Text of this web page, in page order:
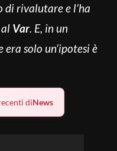
di rivalutare e l’ha
Var. E, in un
era solo un’ipotesi è
diNews